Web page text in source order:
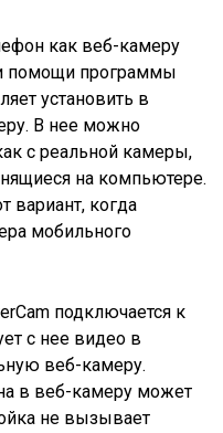
как веб-камеру
помощи программы
установить в
В нее можно
с реальной камеры,
на компьютере.
вариант, когда
мобильного
подключается к
с нее видео в
веб-камеру.
в веб-камеру может
не вызывает